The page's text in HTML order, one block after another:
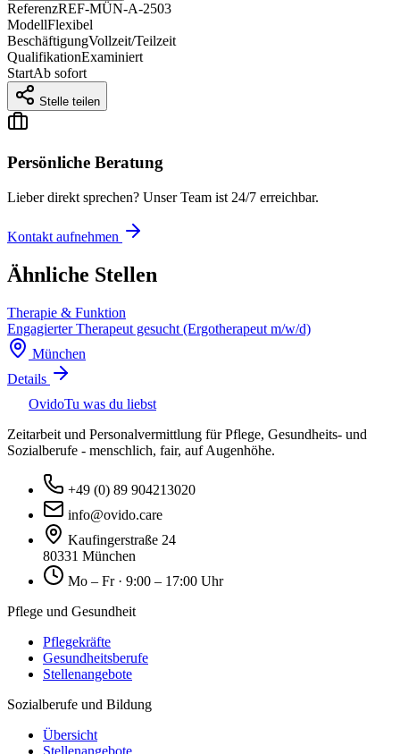
ReferenzREF-MÜN-A-2503
ModellFlexibel
BeschäftigungVollzeit/Teilzeit
QualifikationExaminiert
StartAb sofort
Stelle teilen
Persönliche Beratung
Lieber direkt sprechen? Unser Team ist 24/7 erreichbar.
Kontakt aufnehmen
Ähnliche Stellen
Therapie & Funktion
Engagierter Therapeut gesucht (Ergotherapeut m/w/d)
München
Details
OvidoTu was du liebst
Zeitarbeit und Personalvermittlung für Pflege, Gesundheits- und
Sozialberufe - menschlich, fair, auf Augenhöhe.
+49 (0) 89 904213020
info@ovido.care
Kaufingerstraße 24
80331 München
Mo – Fr · 9:00 – 17:00 Uhr
Pflege und Gesundheit
Pflegekräfte
Gesundheitsberufe
Stellenangebote
Sozialberufe und Bildung
Übersicht
Stellenangebote